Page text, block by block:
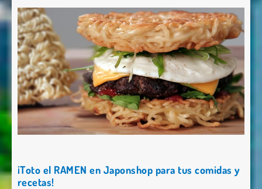
¡Toto el RAMEN en Japonshop para tus comidas y
recetas!